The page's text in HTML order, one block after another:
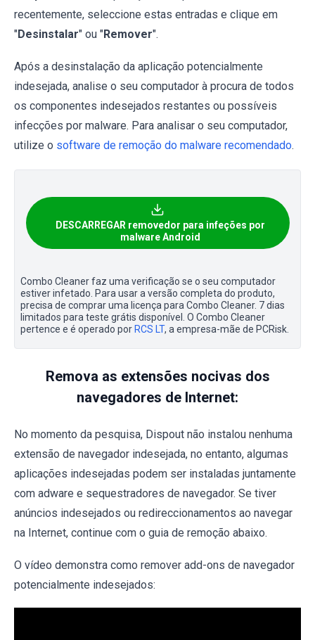
recentemente, seleccione estas entradas e clique em
"Desinstalar" ou "Remover".
Após a desinstalação da aplicação potencialmente
indesejada, analise o seu computador à procura de todos
os componentes indesejados restantes ou possíveis
infecções por malware. Para analisar o seu computador,
utilize o software de remoção do malware recomendado.
DESCARREGAR removedor para infeções por
malware Android
Combo Cleaner faz uma verificação se o seu computador
estiver infetado. Para usar a versão completa do produto,
precisa de comprar uma licença para Combo Cleaner. 7 dias
limitados para teste grátis disponível. O Combo Cleaner
pertence e é operado por RCS LT, a empresa-mãe de PCRisk.
Remova as extensões nocivas dos
navegadores de Internet:
No momento da pesquisa, Dispout não instalou nenhuma
extensão de navegador indesejada, no entanto, algumas
aplicações indesejadas podem ser instaladas juntamente
com adware e sequestradores de navegador. Se tiver
anúncios indesejados ou redireccionamentos ao navegar
na Internet, continue com o guia de remoção abaixo.
O vídeo demonstra como remover add-ons de navegador
potencialmente indesejados: